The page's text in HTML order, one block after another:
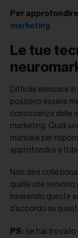
Per
marketing
Le tue
Difficile elencare
possono essere
conoscenza delle
marketing. Quali
manuale per
approfondire è
Non devi
quelle che servono
Inserendo queste
d’accordo su
PS:se hai